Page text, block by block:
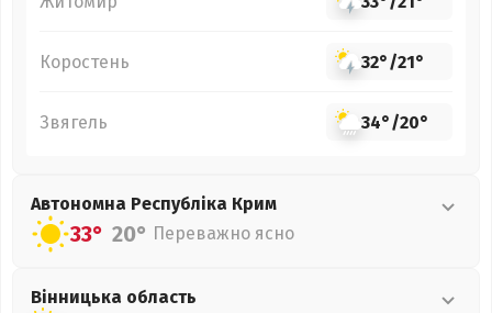
Коростень 32°/21°
Звягель 34°/20°
Автономна Республіка Крим
33° 20° Переважно ясно
Вінницька область